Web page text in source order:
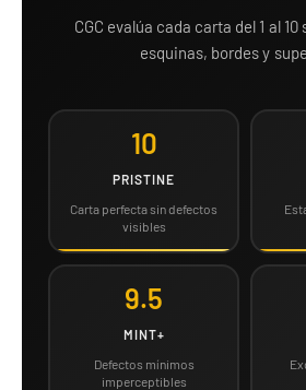
CGC evalúa cada carta del 1 al
esquinas, bordes y
10
PRISTINE
Carta perfecta sin defectos
visibles
9.5
MINT+
Defectos mínimos
imperceptibles